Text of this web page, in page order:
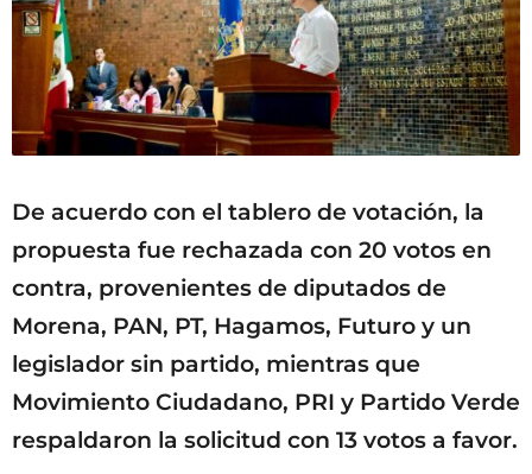
De acuerdo con el tablero de votación, la
propuesta fue rechazada con 20 votos en
contra, provenientes de diputados de
Morena, PAN, PT, Hagamos, Futuro y un
legislador sin partido, mientras que
Movimiento Ciudadano, PRI y Partido Verde
respaldaron la solicitud con 13 votos a favor.